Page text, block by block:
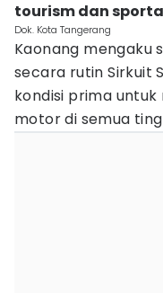
tourism dan
Dok. Kota Tangerang
Kaonang mengaku
secara rutin Sirkuit
kondisi prima
motor di semua